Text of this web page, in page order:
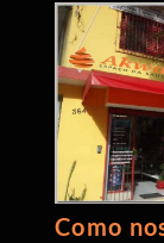
Como